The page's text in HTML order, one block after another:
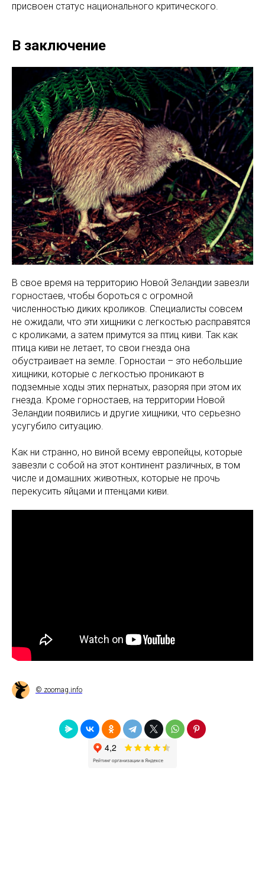
присвоен статус национального критического.
В заключение
В свое время на территорию Новой Зеландии завезли
горностаев, чтобы бороться с огромной
численностью диких кроликов. Специалисты совсем
не ожидали, что эти хищники с легкостью расправятся
с кроликами, а затем примутся за птиц киви. Так как
птица киви не летает, то свои гнезда она
обустраивает на земле. Горностаи – это небольшие
хищники, которые с легкостью проникают в
подземные ходы этих пернатых, разоряя при этом их
гнезда. Кроме горностаев, на территории Новой
Зеландии появились и другие хищники, что серьезно
усугубило ситуацию.
Как ни странно, но виной всему европейцы, которые
завезли с собой на этот континент различных, в том
числе и домашних животных, которые не прочь
перекусить яйцами и птенцами киви.
© zoomag.info